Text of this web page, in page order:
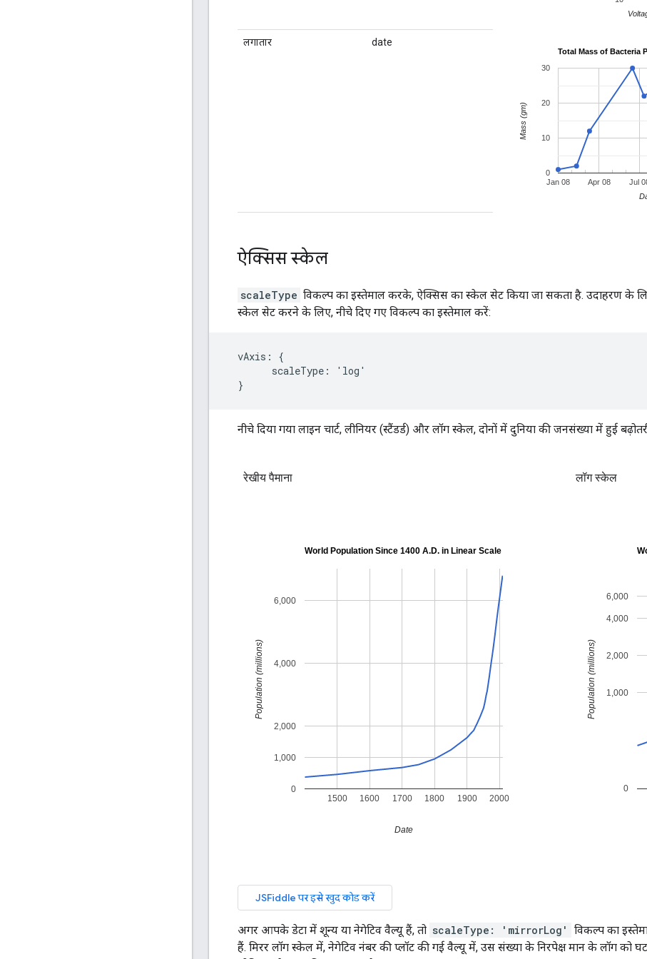
लगातार date
ऐक्सिस स्केल
scaleType विकल्प का इस्तेमाल करके, ऐक्सिस का स्केल सेट किया जा सकता है. उदाहरण के
स्केल सेट करने के लिए, नीचे दिए गए विकल्प का इस्तेमाल करें:
  vAxis: {
        scaleType: 'log'
नीचे दिया गया लाइन चार्ट, लीनियर (स्टैंडर्ड) और लॉग स्केल, दोनों में दुनिया की जनसंख्या में हुई
अगर आपके डेटा में शून्य या नेगेटिव वैल्यू हैं, तो scaleType: 'mirrorLog'
विकल्प का
हैं. मिरर लॉग स्केल में, नेगेटिव नंबर की प्लॉट की गई वैल्यू में, उस संख्या के निरपेक्ष मान के लॉग को